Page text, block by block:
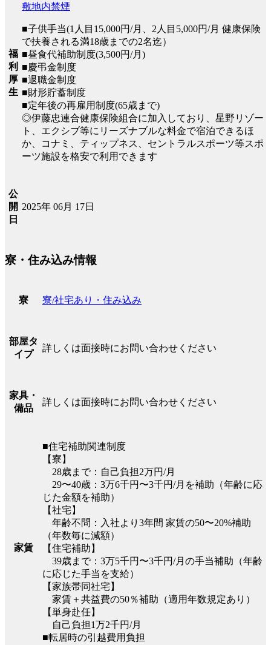
福
利
厚
生
敷地内禁煙
■子供手当(1人目15,000円/月、2人目5,000円/月 健康保険
で扶養される満18歳までの2名迄）
■昼食代補助制度(3,500円/月)
■慶弔金制度
■退職金制度
■財形貯蓄制度
■定年後の再雇用制度(65歳まで)
◎伊藤忠連合健康保険組合に加入しており、星野リゾー
ト、エクシブ等にリーズナブルな料金で宿泊できるほ
か、コナミ、ティップネス、セントラルスポーツ等スポ
ーツ施設を格安で利用できます
公
開
日
2025年 06月 17日
寮・住み込み情報
寮 寮/社宅あり・住み込み
部屋タ
イプ
詳しくは面接時にお問い合わせください
家具・
備品
詳しくは面接時にお問い合わせください
家賃
■住宅補助関連制度
【寮】
28歳まで：自己負担2万円/月
29〜40歳：3万6千円〜3千円/月を補助（年齢に応
じた金額を補助）
【社宅】
年齢不問：入社より3年間 家賃の50〜20%補助
（年数毎に減額）
【住宅補助】
39歳まで：3万5千円〜3千円/月の手当補助（年齢
に応じた手当を支給）
【家族帯同社宅】
家賃＋共益費の50％補助（適用年数規定あり）
【単身赴任】
自己負担1万2千円/月
■転居時の引越費用負担